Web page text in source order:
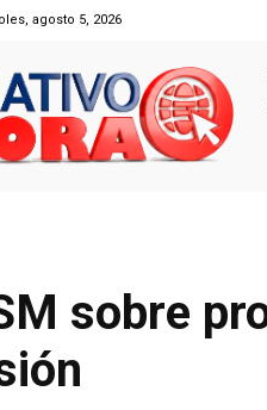
agosto 5, 2026
sobre